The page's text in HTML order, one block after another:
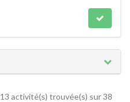
13 activité(s) trouvée(s) sur 38